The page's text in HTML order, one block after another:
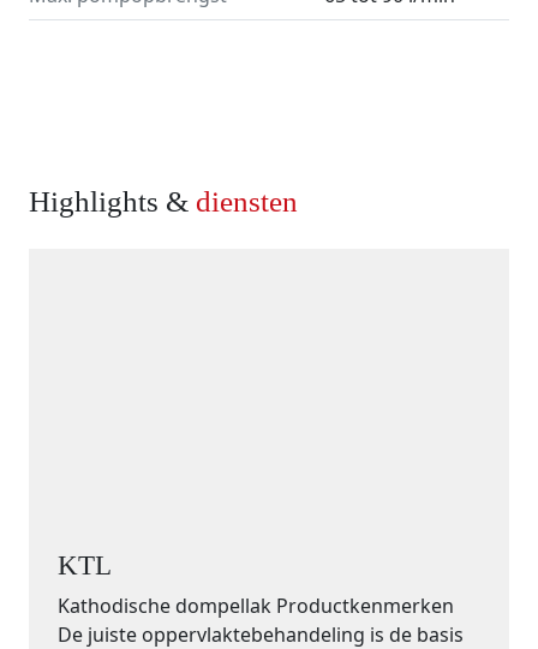
Highlights & diensten
KTL
Kathodische dompellak Productkenmerken
De juiste oppervlaktebehandeling is de basis